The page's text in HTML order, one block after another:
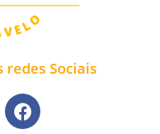
redes Sociais